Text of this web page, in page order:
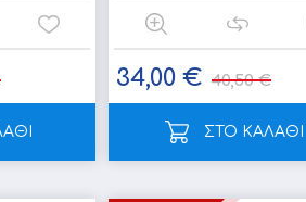
34,00 € 40,50 €
ΣΤΟ ΚΑΛΑΘΙ